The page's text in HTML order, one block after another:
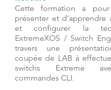
Cette formation a
présenter et d’apprendre
et configurer la
ExtremeXOS / Switch
travers une
coupée de LAB à
switchs Extreme
commandes CLI.